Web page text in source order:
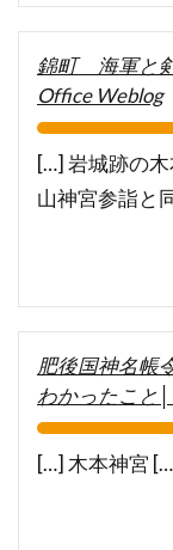
錦町 海軍と
Office Weblog
[…] 岩城跡の
山神宮参詣と
肥後国神名帳
わかったこと
[…] 木本神宮